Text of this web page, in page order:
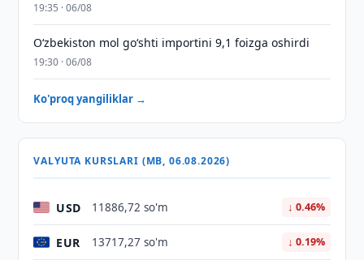
19:35 · 06/08
O‘zbekiston mol go‘shti importini 9,1 foizga oshirdi
19:30 · 06/08
Ko'proq yangiliklar →
VALYUTA KURSLARI (MB, 06.08.2026)
USD 11886,72 so'm ↓ 0.46%
EUR 13717,27 so'm ↓ 0.19%